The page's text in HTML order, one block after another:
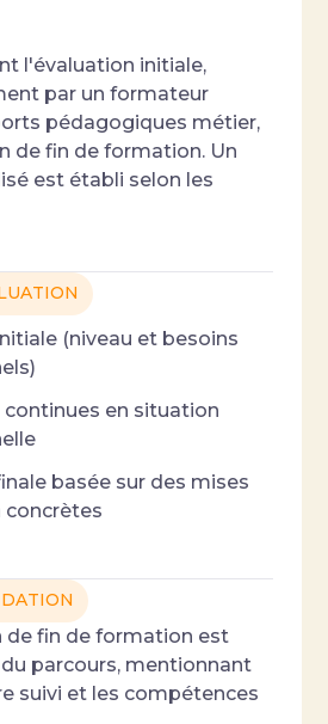
l'évaluation initiale,
par un formateur
pédagogiques métier,
de fin de formation. Un
est établi selon les
(niveau et besoins
continues en situation
basée sur des mises
concrètes
de fin de formation est
parcours, mentionnant
suivi et les compétences